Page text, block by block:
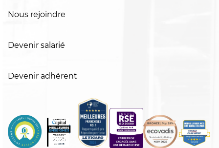
Nous rejoindre
Devenir salarié
Devenir adhérent